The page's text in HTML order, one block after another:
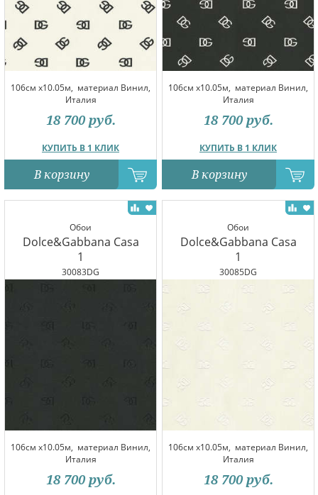
106см x10.05м, материал Винил,
Италия
КУПИТЬ В 1 КЛИК
18 700 руб.
В корзину
106см x10.05м, материал Винил,
Италия
КУПИТЬ В 1 КЛИК
18 700 руб.
В корзину
Обои
Dolce&Gabbana Casa
1
30083DG
106см x10.05м, материал Винил,
Италия
18 700 руб.
Обои
Dolce&Gabbana Casa
1
30085DG
106см x10.05м, материал Винил,
Италия
18 700 руб.